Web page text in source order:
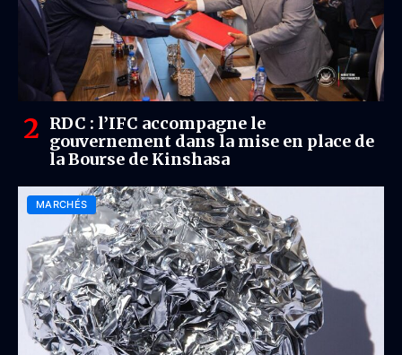
RDC : l’IFC accompagne le
gouvernement dans la mise en place de
la Bourse de Kinshasa
MARCHÉS